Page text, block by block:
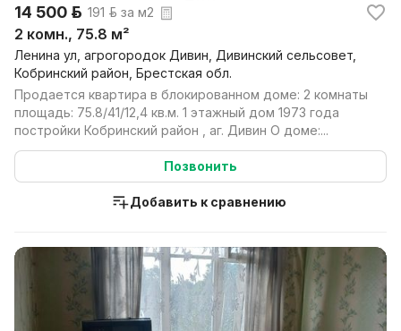
14 500 р. 191 р. за м2
2 комн., 75.8 м²
Ленина ул, агрогородок Дивин, Дивинский сельсовет,
Кобринский район, Брестская обл.
Продается квартира в блокированном доме: 2 комнаты
площадь: 75.8/41/12,4 кв.м. 1 этажный дом 1973 года
постройки Кобринский район , аг. Дивин О доме:...
Позвонить
Добавить к сравнению